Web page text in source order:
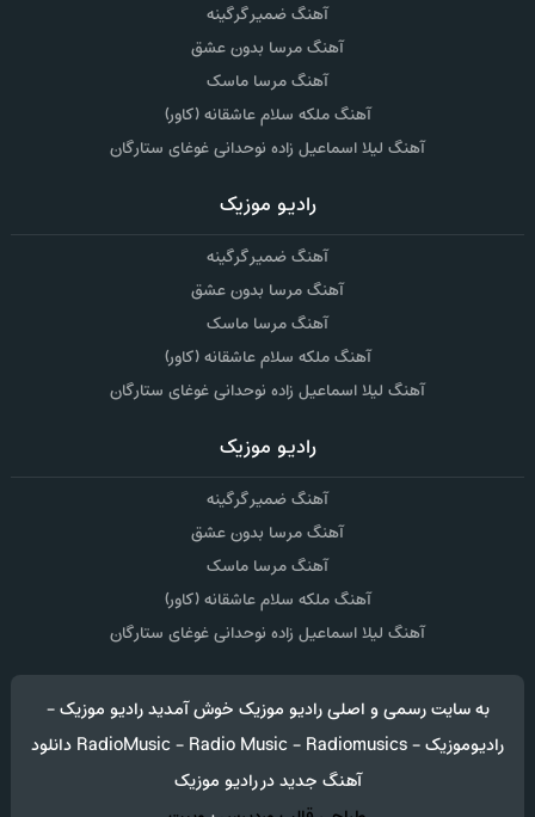
آهنگ ضمیر گرگینه
آهنگ مرسا بدون عشق
آهنگ مرسا ماسک
آهنگ ملکه سلام عاشقانه (کاور)
آهنگ لیلا اسماعیل زاده نوحدانی غوغای ستارگان
رادیو موزیک
آهنگ ضمیر گرگینه
آهنگ مرسا بدون عشق
آهنگ مرسا ماسک
آهنگ ملکه سلام عاشقانه (کاور)
آهنگ لیلا اسماعیل زاده نوحدانی غوغای ستارگان
رادیو موزیک
آهنگ ضمیر گرگینه
آهنگ مرسا بدون عشق
آهنگ مرسا ماسک
آهنگ ملکه سلام عاشقانه (کاور)
آهنگ لیلا اسماعیل زاده نوحدانی غوغای ستارگان
به سایت رسمی و اصلی رادیو موزیک خوش آمدید رادیو موزیک -
رادیوموزیک - RadioMusic - Radio Music - Radiomusics دانلود
آهنگ جدید در رادیو موزیک